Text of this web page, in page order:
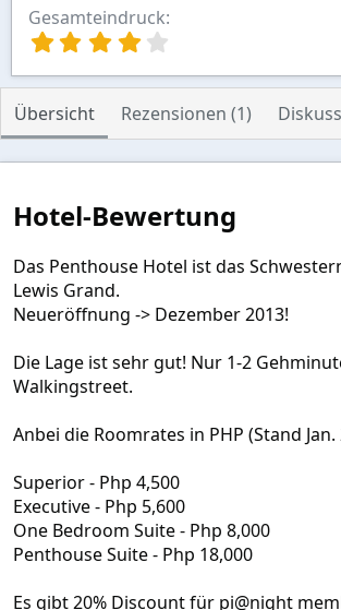
Gesamteindruck
0
0
S
t
e
n
(
)
Übersicht Rezensionen (1)
Hotel-Bewertung
Das Penthouse Hotel ist das
Lewis Grand.
Neueröffnung -> Dezember 2013!
Die Lage ist sehr gut! Nur 1-2
Walkingstreet.
Anbei die Roomrates in PHP (Stand Jan.
Superior - Php 4,500
Executive - Php 5,600
One Bedroom Suite - Php 8,000
Penthouse Suite - Php 18,000
Es gibt 20% Discount für pi@night